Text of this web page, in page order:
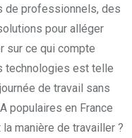
de professionnels, des
pour alléger
sur ce qui compte
technologies est telle
de travail sans
populaires en France
manière de travailler ?